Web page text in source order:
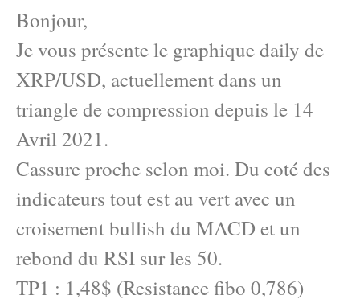
Bonjour,
Je vous présente le graphique daily de
XRP/USD, actuellement dans un
triangle de compression depuis le 14
Avril 2021.
Cassure proche selon moi. Du coté des
indicateurs tout est au vert avec un
croisement bullish du MACD et un
rebond du RSI sur les 50.
TP1 : 1,48$ (Resistance fibo 0,786)